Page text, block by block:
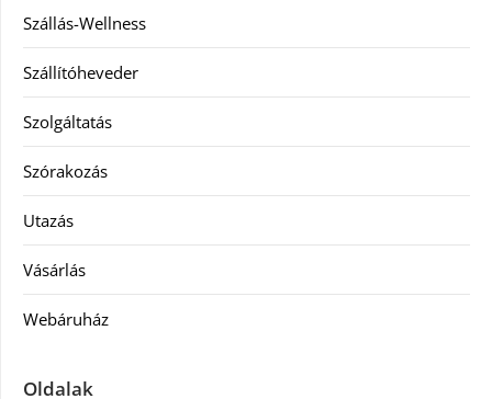
Szállás-Wellness
Szállítóheveder
Szolgáltatás
Szórakozás
Utazás
Vásárlás
Webáruház
Oldalak